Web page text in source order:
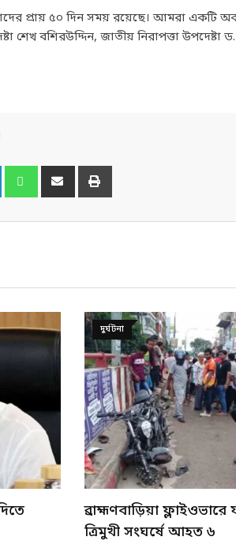
প্রায় ৫০ দিন সময় রয়েছে। আমরা একটি
শেখ বশিরউদ্দিন, জাতীয় নিরাপত্তা
জাতীয়
বাংলাদেশ আর কখনো
ফিরে যাবে না:…